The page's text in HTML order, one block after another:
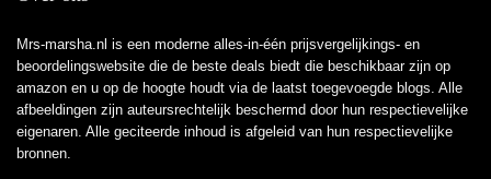
Mrs-marsha.nl is een moderne alles-in-één prijsvergelijkings- en
beoordelingswebsite die de beste deals biedt die beschikbaar zijn op
amazon en u op de hoogte houdt via de laatst toegevoegde blogs. Alle
afbeeldingen zijn auteursrechtelijk beschermd door hun respectievelijke
eigenaren. Alle geciteerde inhoud is afgeleid van hun respectievelijke
bronnen.